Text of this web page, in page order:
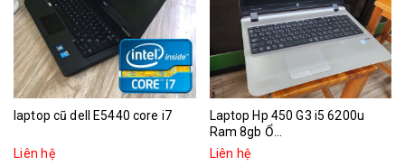
laptop cũ dell E5440 core i7
Liên hệ
Laptop Hp 450 G3 i5 6200u
Ram 8gb Ổ...
Liên hệ